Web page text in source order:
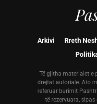
Arkivi Rreth
Të gjitha materialet e
drejtat autoriale. Ato
referuar burimit
të rezervuara,